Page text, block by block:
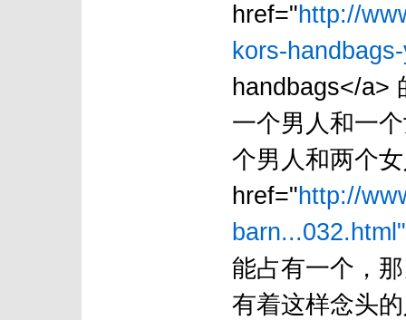
href="http://
kors-
handbags</a>
一个男人和一
个男人和两个
href="http://
barn...032.html"
能占有一个，
有着这样念头